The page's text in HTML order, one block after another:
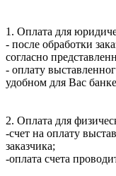
1. Оплата для
- после обработки
согласно
- оплату
удобном для Вас
2. Оплата для
-счет на оплату
заказчика;
-оплата счета